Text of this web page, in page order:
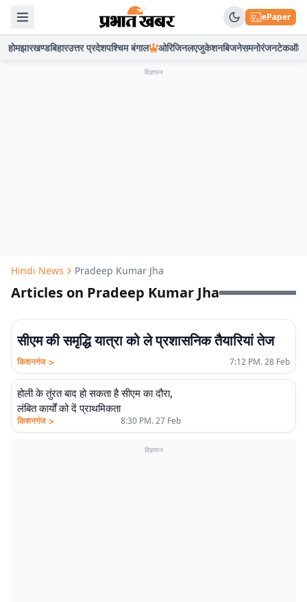
ePaper
होमझारखण्डबिहारउत्तर प्रदेशपश्चिम बंगाल ओरिजिनलएजुकेशनबिजनेसमनोरंजनटेकऑटो
विज्ञापन
Hindi News Pradeep Kumar Jha
Articles on Pradeep Kumar Jha
सीएम की समृद्धि यात्रा को ले प्रशासनिक तैयारियां तेज
किशनगंज > 7:12 PM. 28 Feb
होली के तुंरत बाद हो सकता है सीएम का दौरा,
लंबित कार्यों को दें प्राथमिकता
किशनगंज > 8:30 PM. 27 Feb
विज्ञापन